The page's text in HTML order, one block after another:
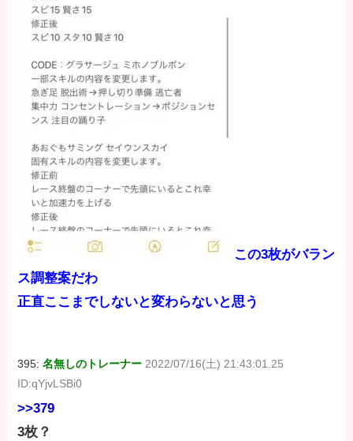
この3枚がバラン
ス調整案だわ
正直ここまでしないと変わらないと思う
395:名無しのトレーナー 2022/07/16(土) 21:43:01.25
ID:qYjvLSBi0
>>379
3枚？